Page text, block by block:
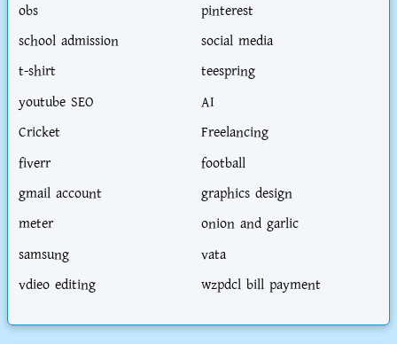
obs
pinterest
school admission
social media
t-shirt
teespring
youtube SEO
AI
Cricket
Freelancing
fiverr
football
gmail account
graphics design
meter
onion and garlic
samsung
vata
vdieo editing
wzpdcl bill payment